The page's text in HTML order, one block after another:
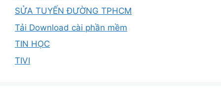
SỬA TUYẾN ĐƯỜNG TPHCM
Tải Download cài phần mềm
TIN HỌC
TIVI